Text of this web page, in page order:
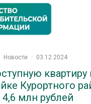
Новости · 03.12.2024
квартиру
Курортного
4,6 млн рублей